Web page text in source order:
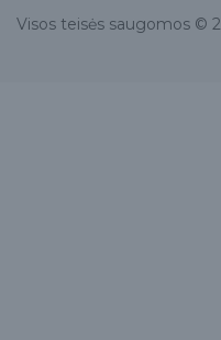
Visos teisės saugomos ©